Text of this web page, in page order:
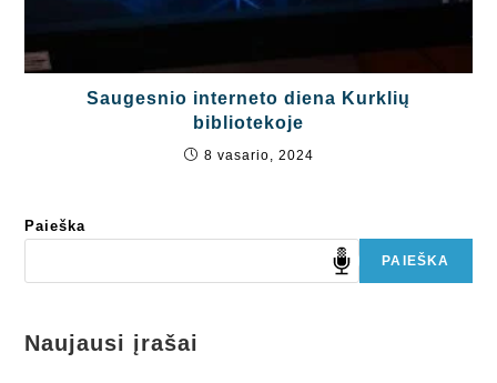
Saugesnio interneto diena Kurklių
bibliotekoje
8 vasario, 2024
Paieška
PAIEŠKA
Naujausi įrašai